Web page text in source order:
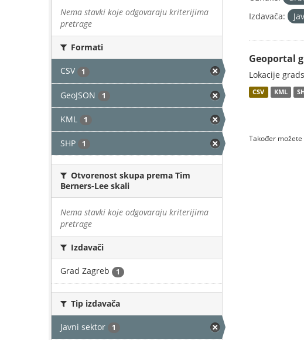
Nema stavki koje odgovaraju kriterijima
pretrage
Formati
CSV 1
GeoJSON 1
KML 1
SHP 1
Otvorenost skupa prema Tim
Berners-Lee skali
Nema stavki koje odgovaraju kriterijima
pretrage
Izdavači
Grad Zagreb 1
Tip izdavača
Javni sektor 1
Izdavača:
Geoportal
Lokacije
CSV KML
Također